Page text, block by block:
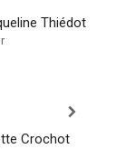
Thiédot
Crochot